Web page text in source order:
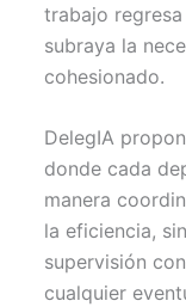
trabajo
subraya la
cohesionado.
DelegIA
donde cada
manera
la eficiencia,
supervisión
cualquier